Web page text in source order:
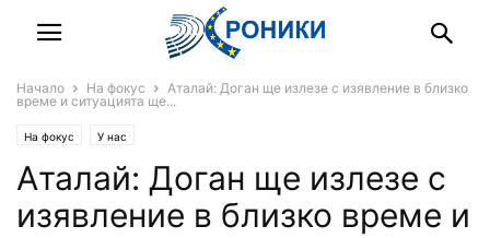
Начало На фокус
Аталай: Доган ще излезе с изявление в близко
време и ситуацията ще...
На фокус У нас
Аталай: Доган ще излезе с
изявление в близко време и